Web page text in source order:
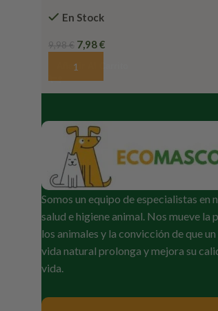
En Stock
9,98€ 7,98€
Añadir Al Carrito
Somos un equipo de especialistas en
salud e higiene animal. Nos mueve la
los animales y la convicción de que
vida natural prolonga y mejora su
vida.